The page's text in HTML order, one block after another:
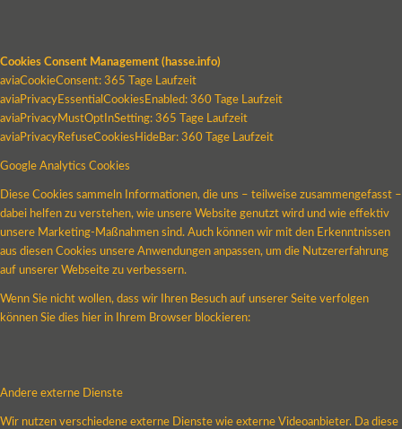
Cookies Consent Management (hasse.info)
aviaCookieConsent: 365 Tage Laufzeit
aviaPrivacyEssentialCookiesEnabled: 360 Tage Laufzeit
aviaPrivacyMustOptInSetting: 365 Tage Laufzeit
aviaPrivacyRefuseCookiesHideBar: 360 Tage Laufzeit
Google Analytics Cookies
Diese Cookies sammeln Informationen, die uns – teilweise zusammengefasst –
dabei helfen zu verstehen, wie unsere Website genutzt wird und wie effektiv
unsere Marketing-Maßnahmen sind. Auch können wir mit den Erkenntnissen
aus diesen Cookies unsere Anwendungen anpassen, um die Nutzererfahrung
auf unserer Webseite zu verbessern.
Wenn Sie nicht wollen, dass wir Ihren Besuch auf unserer Seite verfolgen
können Sie dies hier in Ihrem Browser blockieren:
Andere externe Dienste
Wir nutzen verschiedene externe Dienste wie externe Videoanbieter. Da diese